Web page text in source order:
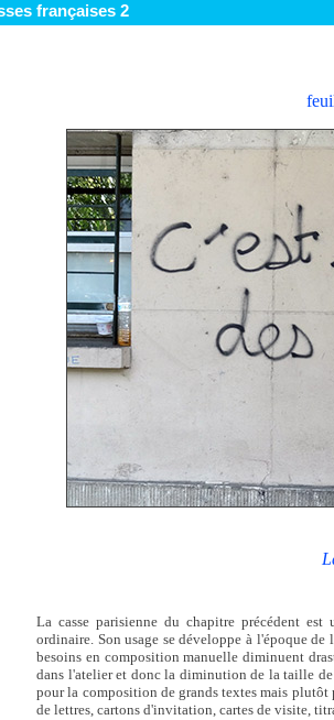
françaises 2
La casse parisienne du chapitre précédent
ordinaire. Son usage se développe à l'époque
besoins en composition manuelle diminuent
dans l'atelier et donc la diminution de la taille
pour la composition de grands textes mais
de lettres, cartons d'invitation, cartes de visite,